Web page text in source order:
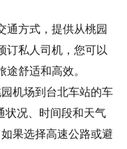
通方式，提供从桃园
订私人司机，您可以
舒适和高效。
机场到台北车站的车
况、时间段和天气
果选择高速公路或避